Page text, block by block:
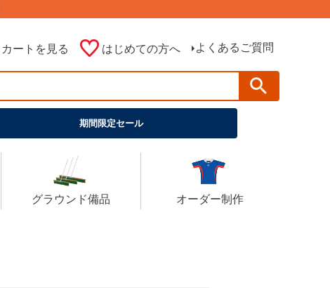
カートを見る はじめての方へ よくあるご質問
期間限定セール
グラウンド備品 オーダー制作